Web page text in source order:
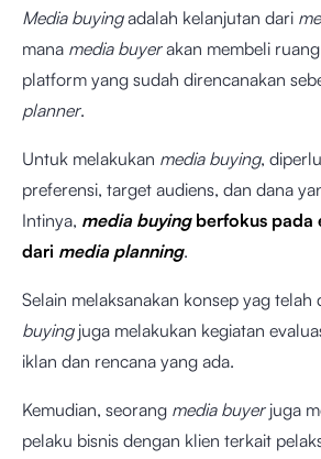
Media buyingadalah kelanjutan dari
mana media buyerakan membeli
platform yang sudah direncanakan
planner.
Untuk melakukan media buying,
preferensi, target audiens, dan dana
Intinya, media buyingberfokus pada
dari media planning.
Selain melaksanakan konsep yag telah
buyingjuga melakukan kegiatan
iklan dan rencana yang ada.
Kemudian, seorang media buyer juga
pelaku bisnis dengan klien terkait